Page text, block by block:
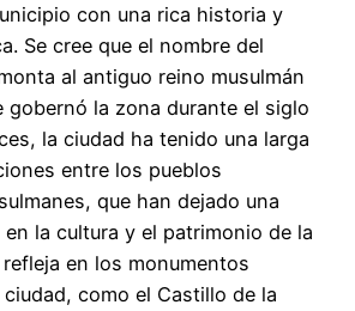
con una rica historia y
Se cree que el nombre del
al antiguo reino musulmán
gobernó la zona durante el siglo
la ciudad ha tenido una larga
entre los pueblos
que han dejado una
la cultura y el patrimonio de la
en los monumentos
como el Castillo de la